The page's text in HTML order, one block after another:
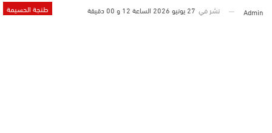
طنجة الحسيمة Admin نشر في 27 يونيو 2026 الساعة 12 و 00 دقيقة